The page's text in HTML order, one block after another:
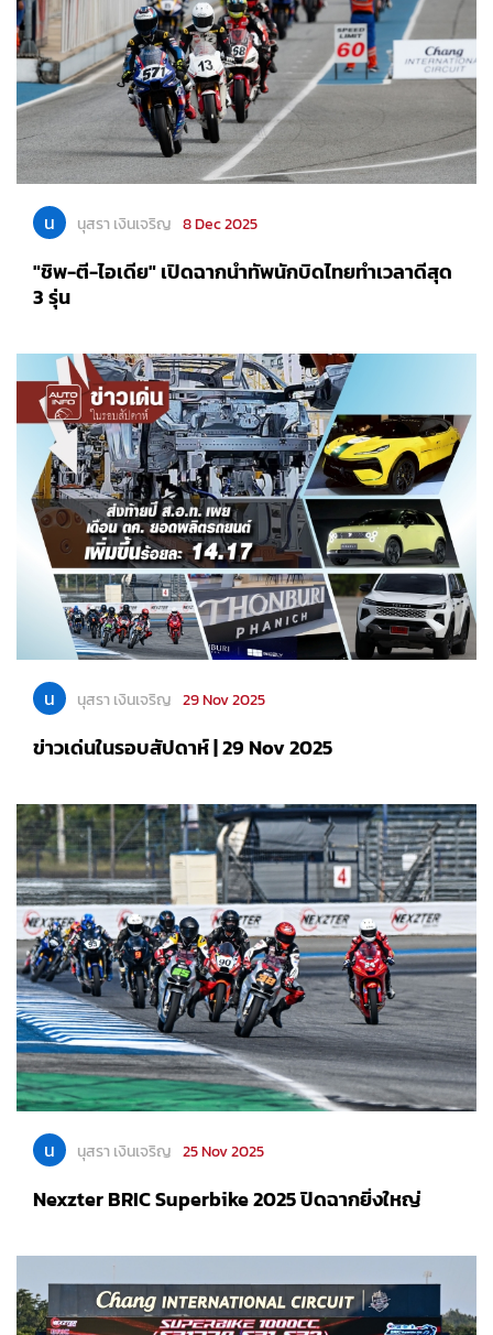
น นุสรา เงินเจริญ 8 Dec 2025
"ชิพ-ตี-ไอเดีย" เปิดฉากนำทัพนักบิดไทยทำเวลาดีสุด
3 รุ่น
น นุสรา เงินเจริญ 29 Nov 2025
ข่าวเด่นในรอบสัปดาห์ | 29 Nov 2025
น นุสรา เงินเจริญ 25 Nov 2025
Nexzter BRIC Superbike 2025 ปิดฉากยิ่งใหญ่